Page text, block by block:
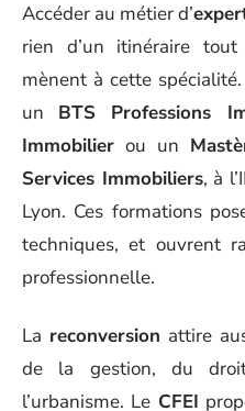
Accéder au métier d’
rien d’un itinéraire
mènent à cette
un BTS Professions
Immobilier ou un
Services Immobiliers, à
Lyon. Ces formations
techniques, et ouvrent
professionnelle.
La reconversion attire
de la gestion, du
l’urbanisme. Le CFEI